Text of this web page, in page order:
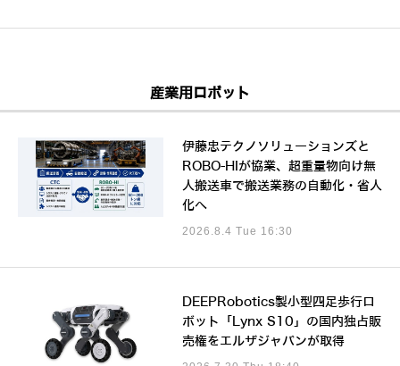
産業用ロボット
伊藤忠テクノソリューションズと
ROBO-HIが協業、超重量物向け無
人搬送車で搬送業務の自動化・省人
化へ
2026.8.4 Tue 16:30
DEEPRobotics製小型四足歩行ロ
ボット「Lynx S10」の国内独占販
売権をエルザジャパンが取得